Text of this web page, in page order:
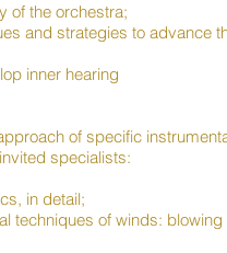
of the orchestra;
and strategies to advance
inner hearing
of specific
specialists:
in detail;
techniques of winds: